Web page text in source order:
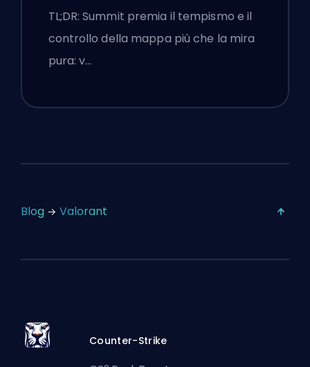
Chiamate e Fumogeni
TL;DR: Summit premia il tempismo e il
controllo della mappa più che la mira
pura: v…
Blog Valorant
Counter-Strike